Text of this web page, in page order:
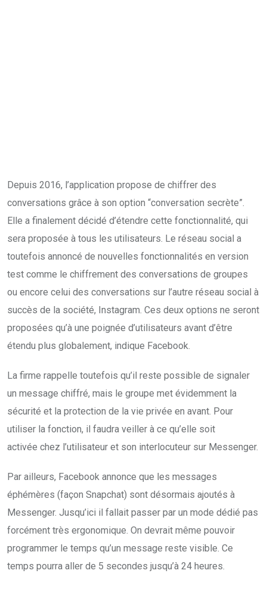
Depuis 2016, l’application propose de chiffrer des
conversations grâce à son option “conversation secrète”.
Elle a finalement décidé d’étendre cette fonctionnalité, qui
sera proposée à tous les utilisateurs. Le réseau social a
toutefois annoncé de nouvelles fonctionnalités en version
test comme le chiffrement des conversations de groupes
ou encore celui des conversations sur l’autre réseau social à
succès de la société, Instagram. Ces deux options ne seront
proposées qu’à une poignée d’utilisateurs avant d’être
étendu plus globalement, indique Facebook.
La firme rappelle toutefois qu’il reste possible de signaler
un message chiffré, mais le groupe met évidemment la
sécurité et la protection de la vie privée en avant. Pour
utiliser la fonction, il faudra veiller à ce qu’elle soit
activée chez l’utilisateur et son interlocuteur sur Messenger.
Par ailleurs, Facebook annonce que les messages
éphémères (façon Snapchat) sont désormais ajoutés à
Messenger. Jusqu’ici il fallait passer par un mode dédié pas
forcément très ergonomique. On devrait même pouvoir
programmer le temps qu’un message reste visible. Ce
temps pourra aller de 5 secondes jusqu’à 24 heures.